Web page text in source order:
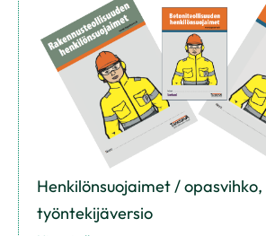
Henkilönsuojaimet / opasvihko,
työntekijäversio